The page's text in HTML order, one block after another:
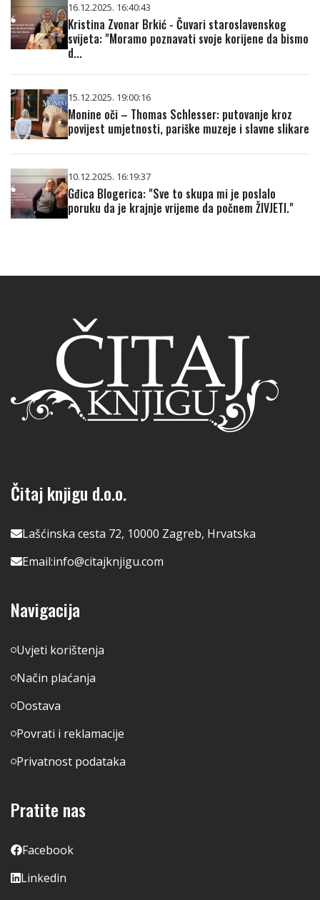
16.12.2025. 16:40:43
Kristina Zvonar Brkić - Čuvari staroslavenskog
svijeta: "Moramo poznavati svoje korijene da bismo
d...
15.12.2025. 19:00:16
Monine oči – Thomas Schlesser: putovanje kroz
povijest umjetnosti, pariške muzeje i slavne slikare
10.12.2025. 16:19:37
Gđica Blogerica: "Sve to skupa mi je poslalo
poruku da je krajnje vrijeme da počnem ŽIVJETI."
Čitaj knjigu d.o.o.
Lašćinska cesta 72, 10000 Zagreb, Hrvatska
Email:info@citajknjigu.com
Navigacija
Uvjeti korištenja
Način plaćanja
Dostava
Povrati i reklamacije
Privatnost podataka
Pratite nas
Facebook
Linkedin